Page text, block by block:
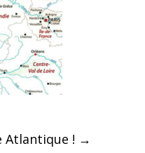
Atlantique ! →